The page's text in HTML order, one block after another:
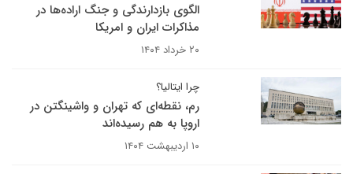
الگوی بازدارندگی و جنگ اراده‌ها در
مذاکرات ایران و امریکا
۲۰ خرداد ۱۴۰۴
چرا ایتالیا؟
رم، نقطه‌ای که تهران و واشینگتن در
اروپا به هم رسیده‌اند
۱۰ اردیبهشت ۱۴۰۴